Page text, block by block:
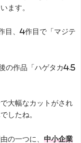
ます。
目、4作目で「マジテ
の作品「ハゲタカ4.5
大幅なカットがされ
たね。
の一つに、 中小企業